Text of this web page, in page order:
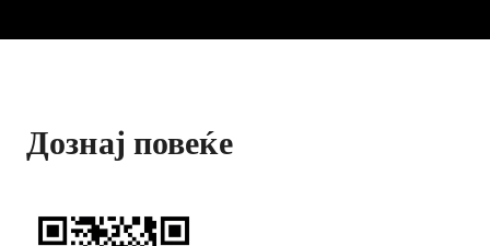
Дознај повеќе